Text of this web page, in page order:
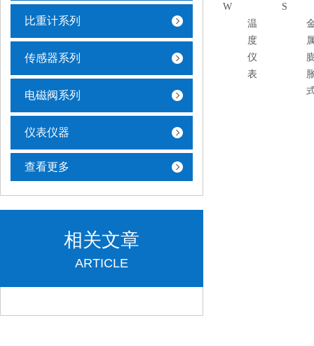
比重计系列
传感器系列
电磁阀系列
仪表仪器
查看更多
相关文章
ARTICLE
W
S
温
度
仪
表